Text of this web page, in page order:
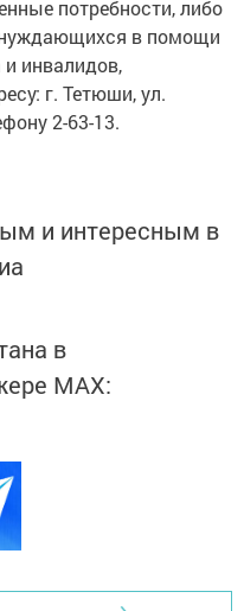
потребности, либо
в помощи
инвалидов,
г. Тетюши, ул.
телефону 2-63-13.
и интересным в
в
MАХ: